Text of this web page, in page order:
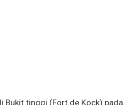
Bukit tinggi (Fort de Kock) pada